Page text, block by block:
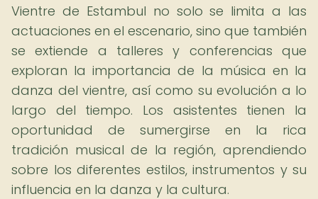
Vientre de Estambul no solo se limita a las
actuaciones en el escenario, sino que también
se extiende a talleres y conferencias que
exploran la importancia de la música en la
danza del vientre, así como su evolución a lo
largo del tiempo. Los asistentes tienen la
oportunidad de sumergirse en la rica
tradición musical de la región, aprendiendo
sobre los diferentes estilos, instrumentos y su
influencia en la danza y la cultura.